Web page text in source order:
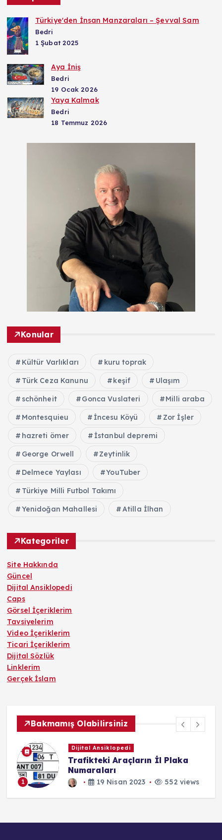
Türkiye'den İnsan Manzaraları – Şevval Sam
Bedri
1 Şubat 2025
Aya İniş
Bedri
19 Ocak 2026
Yaya Kalmak
Bedri
18 Temmuz 2026
Konular
Kültür Varlıkları kuru toprak
Türk Ceza Kanunu keşif Ulaşım
schönheit Gonca Vuslateri Milli araba
Montesquieu İncesu Köyü Zor İşler
hazreti ömer İstanbul depremi
George Orwell Zeytinlik
Delmece Yaylası YouTuber
Türkiye Milli Futbol Takımı
Yenidoğan Mahallesi Atilla İlhan
Kategoriler
Site Hakkında
Güncel
Dijital Ansiklopedi
Caps
Görsel İçeriklerim
Tavsiyelerim
Video İçeriklerim
Ticari İçeriklerim
Dijital Sözlük
Linklerim
Gerçek İslam
Bakmamış Olabilirsiniz
1
Dijital Ansiklopedi
Trafikteki Araçların İl Plaka
Numaraları
19 Nisan 2023 552 views